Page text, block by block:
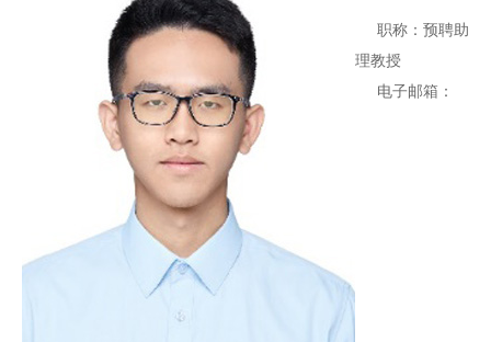
职称：预聘助
理教授
电子邮箱：